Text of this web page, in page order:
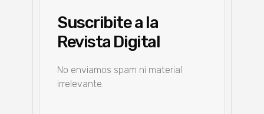
Suscribite a la
Revista Digital
No enviamos spam ni material
irrelevante.